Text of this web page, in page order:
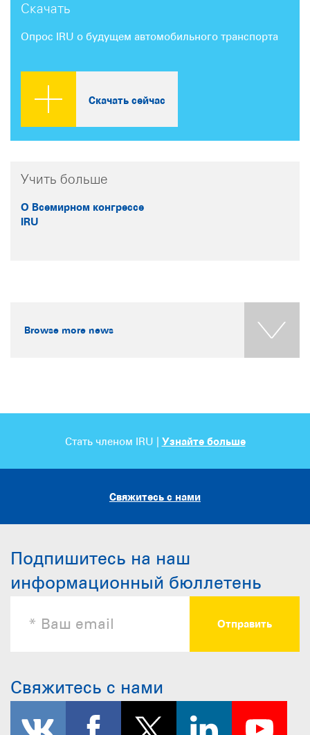
Скачать
Опрос IRU о будущем автомобильного транспорта
Скачать сейчас
Учить больше
О Всемирном конгрессе
IRU
Browse more news
Стать членом IRU | Узнайте больше
Свяжитесь с нами
Подпишитесь на наш
информационный бюллетень
Свяжитесь с нами